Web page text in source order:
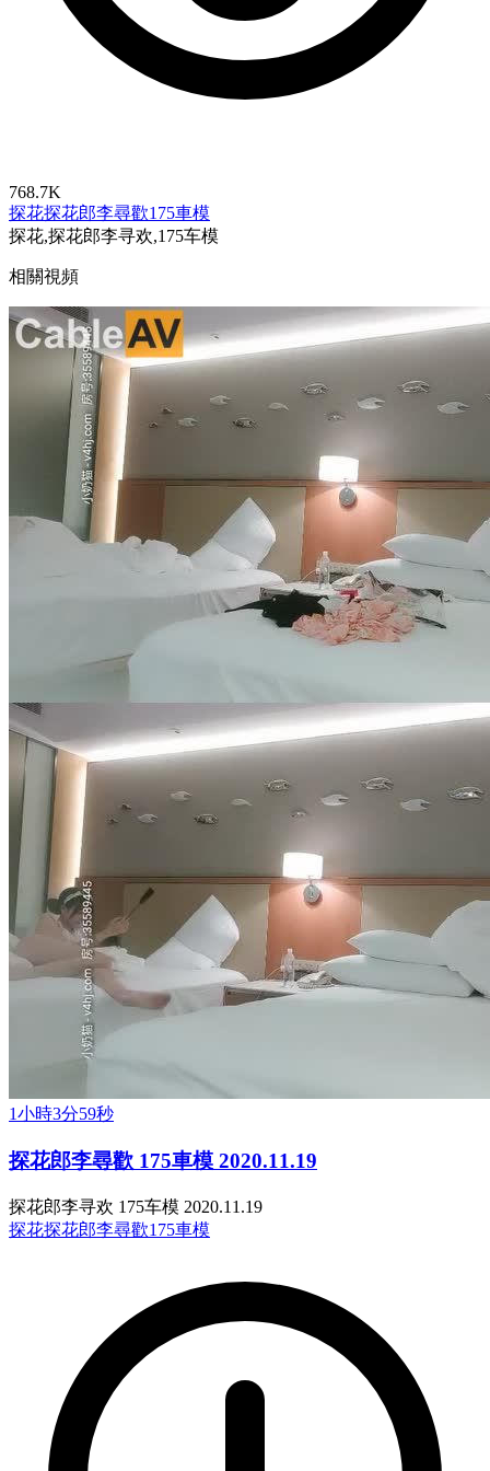
768.7K
探花探花郎李尋歡175車模
探花,探花郎李寻欢,175车模
相關視頻
1小時3分59秒
探花郎李尋歡 175車模 2020.11.19
探花郎李寻欢 175车模 2020.11.19
探花探花郎李尋歡175車模